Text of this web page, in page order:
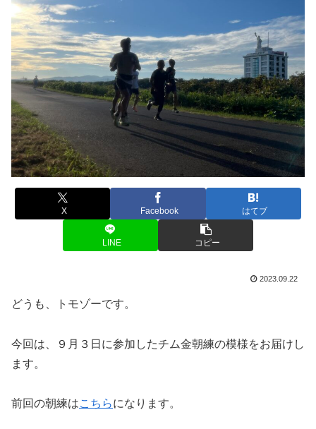
X Facebook はてブ
LINE コピー
2023.09.22
どうも、トモゾーです。
今回は、９月３日に参加したチム金朝練の模様をお届けし
ます。
前回の朝練はこちらになります。